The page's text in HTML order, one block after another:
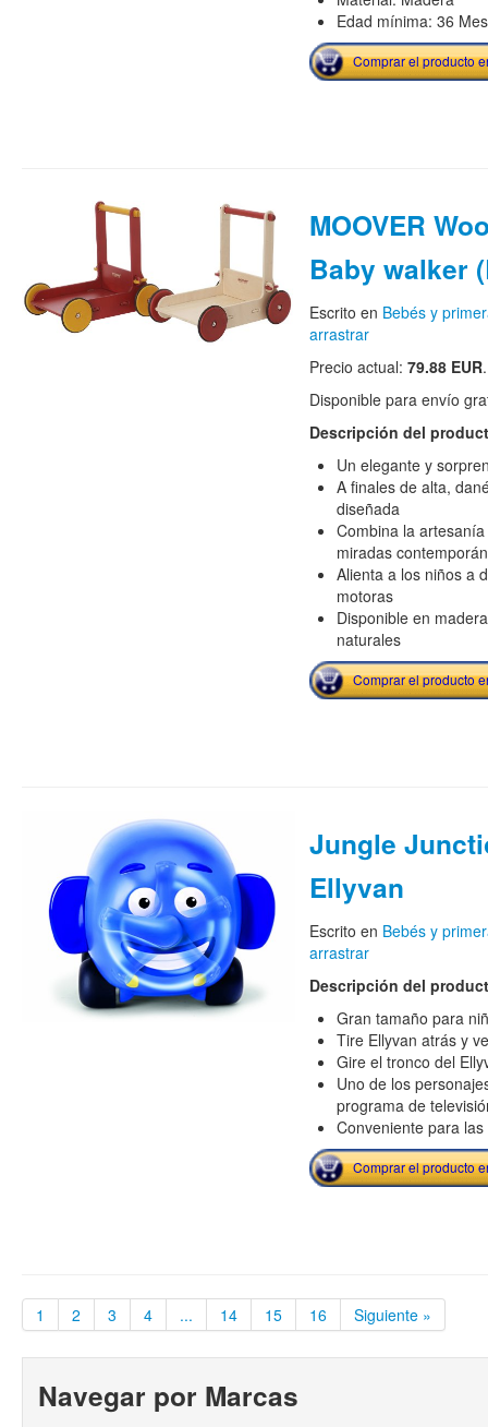
Edad mínima: 36
Comprar el producto
MOOVER
Baby walker
Escrito en Bebés y
arrastrar
Precio actual: 79.88 EUR.
Disponible para envío
Descripción del
Un elegante y
A finales de alta,
diseñada
Combina la
miradas
Alienta a los niños a
motoras
Disponible en
naturales
Comprar el producto
Jungle
Ellyvan
Escrito en Bebés y
arrastrar
Descripción del
Gran tamaño para
Tire Ellyvan atrás y
Gire el tronco del
Uno de los
programa de
Conveniente para
Comprar el producto
1 2 3 4 ... 14 15 16 Siguiente »
Navegar por Marcas